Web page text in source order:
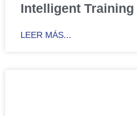
Intelligent Training
LEER MÁS...